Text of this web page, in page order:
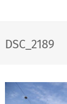
DSC_2189